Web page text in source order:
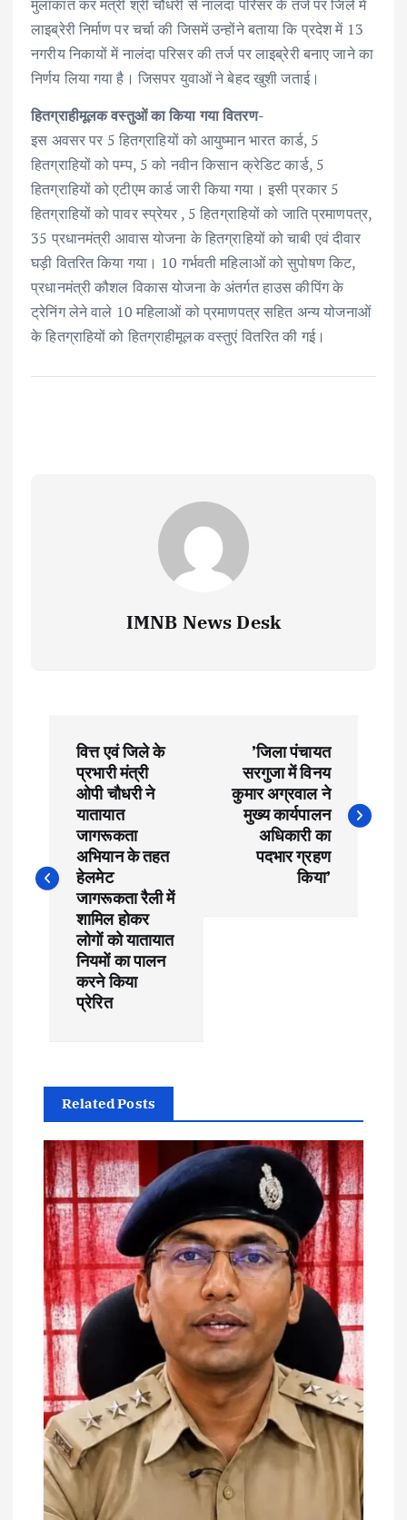
मुलाकात कर मंत्री श्री चौधरी से नालंदा परिसर के तर्ज पर जिले में
लाइब्रेरी निर्माण पर चर्चा की जिसमें उन्होंने बताया कि प्रदेश में 13
नगरीय निकायों में नालंदा परिसर की तर्ज पर लाइब्रेरी बनाए जाने का
निर्णय लिया गया है। जिसपर युवाओं ने बेहद खुशी जताई।
हितग्राहीमूलक वस्तुओं का किया गया वितरण-
इस अवसर पर 5 हितग्राहियों को आयुष्मान भारत कार्ड, 5
हितग्राहियों को पम्प, 5 को नवीन किसान क्रेडिट कार्ड, 5
हितग्राहियों को एटीएम कार्ड जारी किया गया। इसी प्रकार 5
हितग्राहियों को पावर स्प्रेयर , 5 हितग्राहियों को जाति प्रमाणपत्र,
35 प्रधानमंत्री आवास योजना के हितग्राहियों को चाबी एवं दीवार
घड़ी वितरित किया गया। 10 गर्भवती महिलाओं को सुपोषण किट,
प्रधानमंत्री कौशल विकास योजना के अंतर्गत हाउस कीपिंग के
ट्रेनिंग लेने वाले 10 महिलाओं को प्रमाणपत्र सहित अन्य योजनाओं
के हितग्राहियों को हितग्राहीमूलक वस्तुएं वितरित की गई।
IMNB News Desk
t
g
a
t
o
n
वित्त एवं जिले के
प्रभारी मंत्री
ओपी चौधरी ने
यातायात
जागरूकता
अभियान के तहत
हेलमेट
जागरूकता रैली में
शामिल होकर
लोगों को यातायात
नियमों का पालन
करने किया
प्रेरित
’जिला पंचायत
सरगुजा में विनय
कुमार अग्रवाल ने
मुख्य कार्यपालन
अधिकारी का
पदभार ग्रहण
किया’
Related Posts